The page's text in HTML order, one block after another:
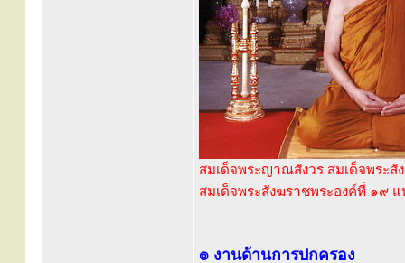
สมเด็จพระญาณสังวร สมเด็จพระ
สมเด็จพระสังฆราชพระองค์ที่ ๑๙
๏ งานด้านการปกครอง